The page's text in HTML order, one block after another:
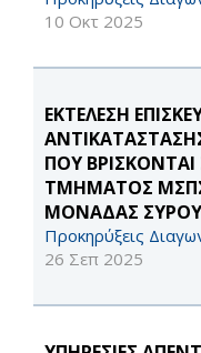
10 Οκτ 2025
ΕΚΤΕΛΕΣΗ
ΠΟΥ
ΤΜΗΜΑΤΟΣ
ΜΟΝΑΔΑΣ ΣΥΡΟΥ
Προκηρύξεις
26 Σεπ 2025